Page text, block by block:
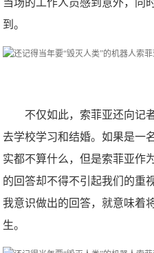
当场的工作人员感到意外，同
到。
不仅如此，索菲亚还向记
去学校学习和结婚。如果是一
实都不算什么，但是索菲亚作
的回答却不得不引起我们的重
我意识做出的回答，就意味着
生。